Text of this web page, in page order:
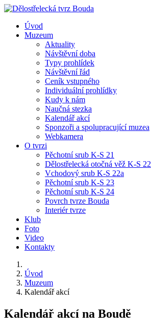
Úvod
Muzeum
Aktuality
Návštěvní doba
Typy prohlídek
Návštěvní řád
Ceník vstupného
Individuální prohlídky
Kudy k nám
Naučná stezka
Kalendář akcí
Sponzoři a spolupracující muzea
Webkamera
O tvrzi
Pěchotní srub K-S 21
Dělostřelecká otočná věž K-S 22
Vchodový srub K-S 22a
Pěchotní srub K-S 23
Pěchotní srub K-S 24
Povrch tvrze Bouda
Interiér tvrze
Klub
Foto
Video
Kontakty
Úvod
Muzeum
Kalendář akcí
Kalendář akcí na Boudě